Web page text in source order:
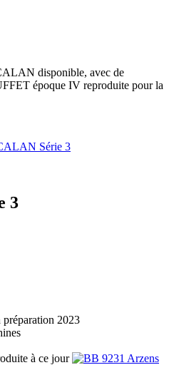
disponible, avec de
époque IV reproduite pour la
Série 3
3
2023
à ce jour